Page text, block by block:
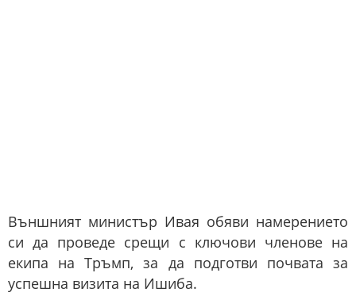
Външният министър Ивая обяви намерението
си да проведе срещи с ключови членове на
екипа на Тръмп, за да подготви почвата за
успешна визита на Ишиба.